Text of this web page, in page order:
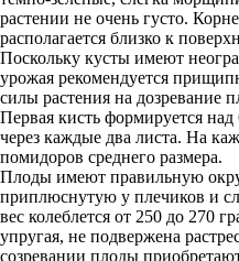
растении не очень густо.
располагается близко к
Поскольку кусты имеют
урожая рекомендуется
силы растения на дозревание
Первая кисть формируется
через каждые два листа. На
помидоров среднего размера.
Плоды имеют правильную
приплюснутую у плечиков и
вес колеблется от 250 до 270
упругая, не подвержена
созревании плоды